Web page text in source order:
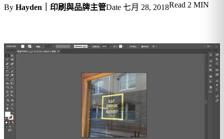
By Hayden｜印刷與品牌主管Date 七月 28, 2018Read 2 MIN